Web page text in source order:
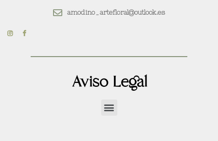
amodino_artefloral@outlook.es
Aviso Legal